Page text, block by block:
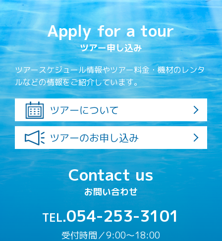
Apply for a tour
ツアー申し込み
ツアースケジュール情報やツアー料金・機材のレンタ
ルなどの情報をご紹介しています。
ツアーについて
ツアーのお申し込み
Contact us
お問い合わせ
TEL.054-253-3101
受付時間／9:00〜18:00